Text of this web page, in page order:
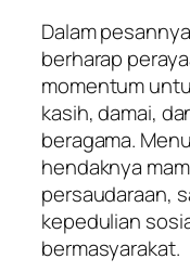
Dalam
berharap
momentum
kasih, damai,
beragama.
hendaknya
persaudaraan,
kepedulian
bermasyarakat.